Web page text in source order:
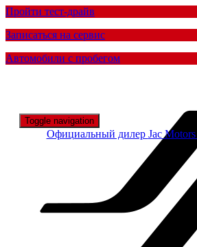
Пройти тест-драйв
Записаться на сервис
Автомобили с пробегом
Toggle navigation
Официальный дилер Jac